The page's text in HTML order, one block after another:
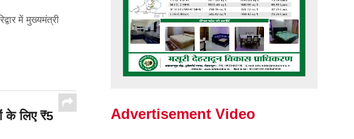
में मुख्यमंत्री
के लिए ₹5
Advertisement Video